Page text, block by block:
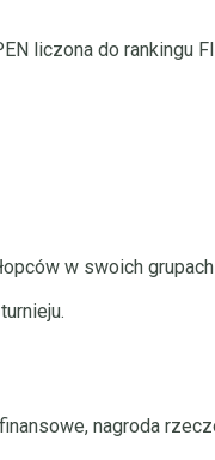
liczona do rankingu
w swoich
nagroda